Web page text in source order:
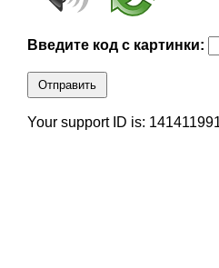
Введите код с картинки:
Отправить
Your support ID is: